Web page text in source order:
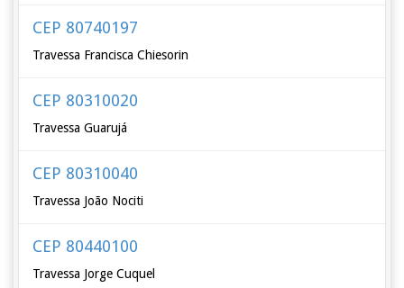
CEP 80740197
Travessa Francisca Chiesorin
CEP 80310020
Travessa Guarujá
CEP 80310040
Travessa João Nociti
CEP 80440100
Travessa Jorge Cuquel